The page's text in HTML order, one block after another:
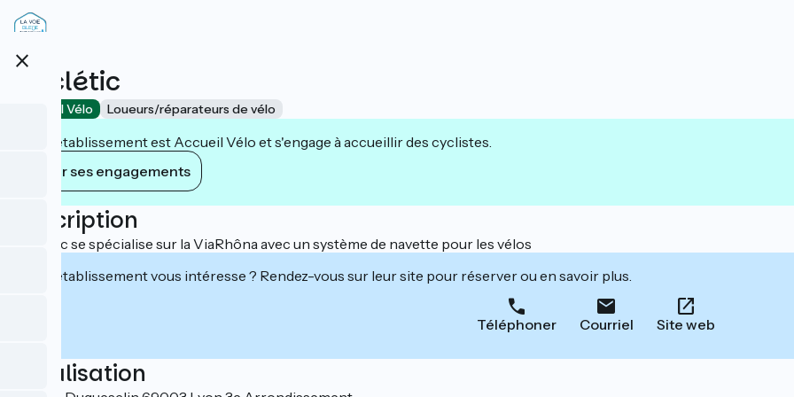
Aller
au
principal
close
Cyclétic
Accueil Vélo Loueurs/réparateurs de vélo
Cet établissement est Accueil Vélo et s'engage à accueillir des cyclistes.
Voir ses engagements
Description
Cyclétic se spécialise sur la ViaRhôna avec un système de navette pour les vélos
Cet établissement vous intéresse ? Rendez-vous sur leur site pour réserver ou en savoir plus.
Téléphoner Courriel Site web
Localisation